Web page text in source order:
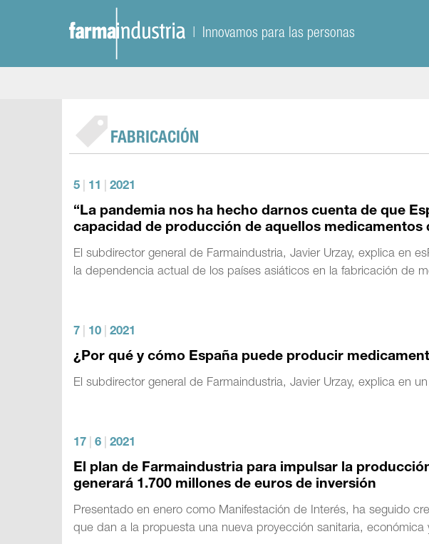
| Innovamos para las personas
FABRICACIÓN
5 11 2021
“La pandemia nos ha hecho darnos cuenta de que
capacidad de producción de aquellos
El subdirector general de Farmaindustria, Javier Urzay, explica en
la dependencia actual de los países asiáticos en la fabricación de
7 10 2021
¿Por qué y cómo España puede producir
El subdirector general de Farmaindustria, Javier Urzay, explica en
17 6 2021
El plan de Farmaindustria para impulsar la
generará 1.700 millones de euros de inversión
Presentado en enero como Manifestación de Interés, ha seguido
que dan a la propuesta una nueva proyección sanitaria, económica